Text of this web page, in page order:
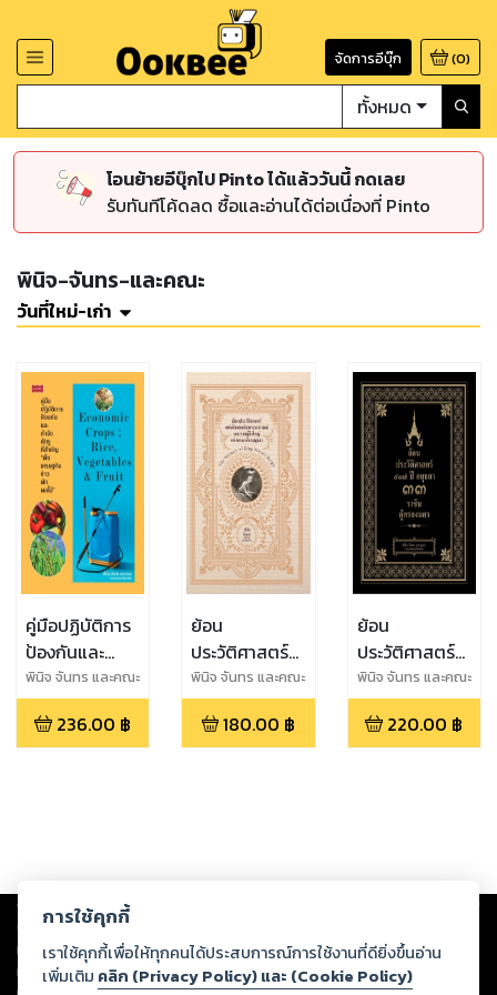
จัดการอีบุ๊ก (0)
ทั้งหมด
โอนย้ายอีบุ๊กไป Pinto ได้แล้ววันนี้ กดเลย
รับทันทีโค้ดลด ซื้อและอ่านได้ต่อเนื่องที่ Pinto
พินิจ-จันทร-และคณะ
วันที่ใหม่-เก่า
คู่มือปฏิบัติการ
ป้องกันและ
กำจัดศัตรูที่
สำคัญ "พืช
เศรษฐกิจข้าว
พินิจ จันทร และคณะ
236.00 ฿
ย้อน
ประวัติศาสตร์
แผ่นดินสมเด็จ
พระนารายณ์
มหาราชผู้ยิ่ง
พินิจ จันทร และคณะ
180.00 ฿
ย้อน
ประวัติศาสตร์
๔๑๗ ปี อยุธยา
๓๓ ราชัน ผู้
ครองนคร
พินิจ จันทร และคณะ
220.00 ฿
Copyright © 2026
ต่อผลงานหรือเนื้อหาใดที่อัปโหลดผ่านเว็บไซต์และปรากฏว่าละเมิดสิทธิใน
ทรัพย์สินทางปัญญาของบุคคลอื่นหรือขัดต่อกฎหมายและศีลธรรม ดังนั้น ผู้อ่าน
ทุกท่านโปรดใช้วิจารณญาณในการกลั่นกรองด้วยตนเอง และหากท่านพบว่าส่วน
การใช้คุกกี้
เราใช้คุกกี้เพื่อให้ทุกคนได้ประสบการณ์การใช้งานที่ดียิ่งขึ้นอ่าน
เพิ่มเติม คลิก (Privacy Policy) และ (Cookie Policy)